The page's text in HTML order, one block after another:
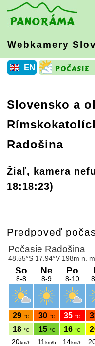
Webkamery
EN
Slovensko a
Radošina
Žiaľ, kamera
18:18:23)
Predpoveď